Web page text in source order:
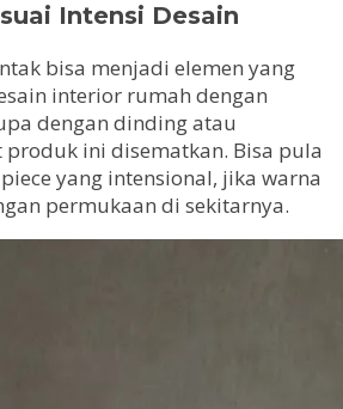
Intensi Desain
bisa menjadi elemen yang
interior rumah dengan
dengan dinding atau
ini disematkan. Bisa pula
yang intensional, jika warna
permukaan di sekitarnya.